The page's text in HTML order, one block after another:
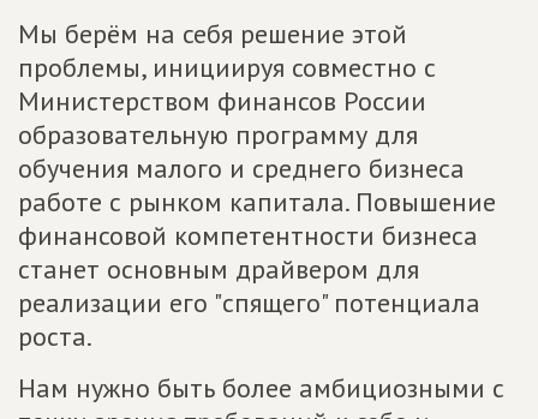
Мы берём на себя решение этой
проблемы, инициируя совместно с
Министерством финансов России
образовательную программу для
обучения малого и среднего бизнеса
работе с рынком капитала. Повышение
финансовой компетентности бизнеса
станет основным драйвером для
реализации его "спящего" потенциала
роста.
Нам нужно быть более амбициозными с